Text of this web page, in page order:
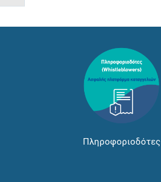
Πληροφοριοδότες